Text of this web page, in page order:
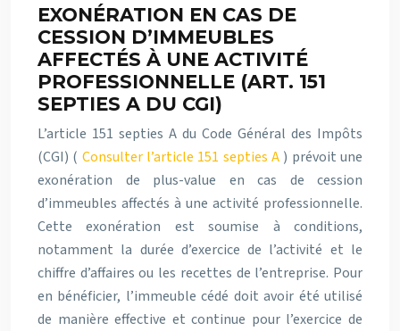
EXONÉRATION EN CAS DE
CESSION D’IMMEUBLES
AFFECTÉS À UNE ACTIVITÉ
PROFESSIONNELLE (ART. 151
SEPTIES A DU CGI)
L’article 151 septies A du Code Général des Impôts
(CGI) ( Consulter l’article 151 septies A ) prévoit une
exonération de plus-value en cas de cession
d’immeubles affectés à une activité professionnelle.
Cette exonération est soumise à conditions,
notamment la durée d’exercice de l’activité et le
chiffre d’affaires ou les recettes de l’entreprise. Pour
en bénéficier, l’immeuble cédé doit avoir été utilisé
de manière effective et continue pour l’exercice de